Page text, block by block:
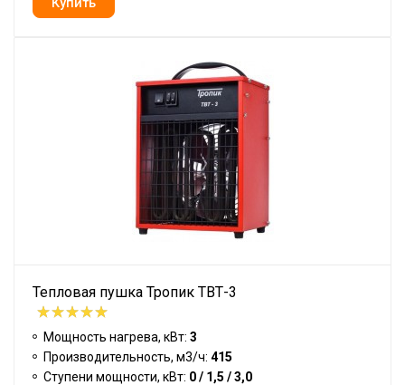
Тепловая пушка Тропик ТВТ-3
Мощность нагрева, кВт: 3
Производительность, м3/ч: 415
Ступени мощности, кВт: 0 / 1,5 / 3,0